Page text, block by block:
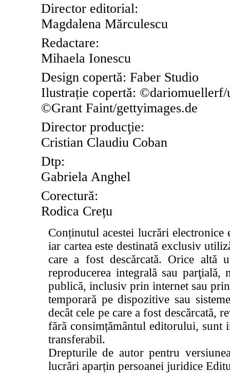
Director editorial:
Magdalena Mărculescu
Redactare:
Mihaela Ionescu
Design copertă: Faber Studio
Ilustrație copertă: ©dariomuellerf/
©Grant Faint/gettyimages.de
Director producţie:
Cristian Claudiu Coban
Dtp:
Gabriela Anghel
Corectură:
Rodica Crețu
Conținutul acestei lucrări
iar cartea este destinată exclusiv
care a fost descărcată. Orice altă
reproducerea integrală sau
publică, inclusiv prin internet sau prin
temporară pe dispozitive sau
decât cele pe care a fost descărcată,
fără consimțământul editorului, sunt
transferabil.
Drepturile de autor pentru
lucrări aparțin persoanei juridice